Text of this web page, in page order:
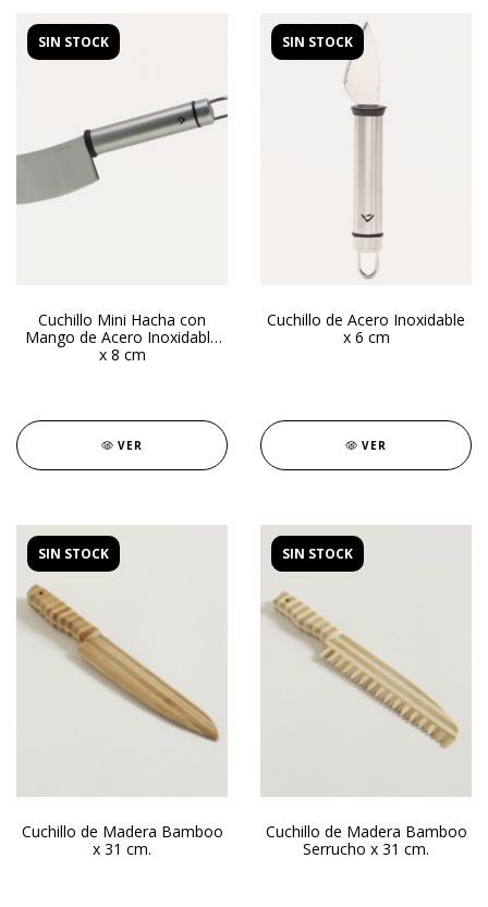
SIN STOCK
Cuchillo Mini Hacha con
Mango de Acero Inoxidable
x 8 cm
VER
SIN STOCK
Cuchillo de Acero Inoxidable
x 6 cm
VER
SIN STOCK
Cuchillo de Madera Bamboo
x 31 cm.
SIN STOCK
Cuchillo de Madera Bamboo
Serrucho x 31 cm.